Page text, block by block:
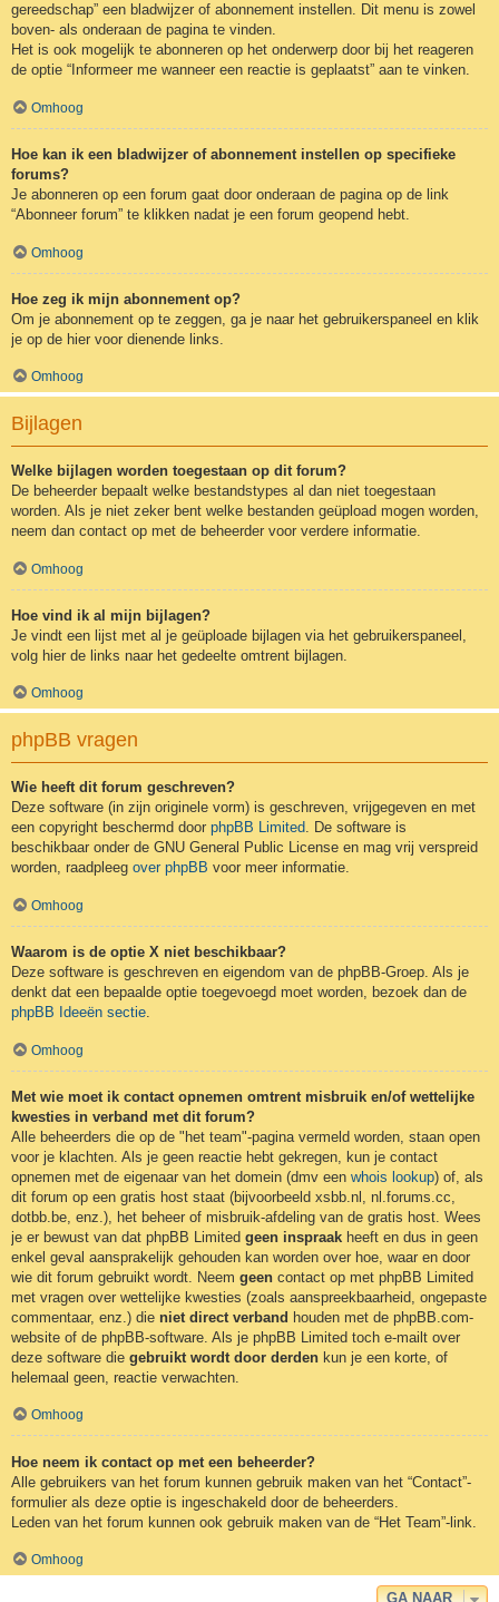
gereedschap” een bladwijzer of abonnement instellen. Dit menu is zowel
boven- als onderaan de pagina te vinden.
Het is ook mogelijk te abonneren op het onderwerp door bij het reageren
de optie “Informeer me wanneer een reactie is geplaatst” aan te vinken.
Omhoog
Hoe kan ik een bladwijzer of abonnement instellen op specifieke
forums?
Je abonneren op een forum gaat door onderaan de pagina op de link
“Abonneer forum” te klikken nadat je een forum geopend hebt.
Omhoog
Hoe zeg ik mijn abonnement op?
Om je abonnement op te zeggen, ga je naar het gebruikerspaneel en klik
je op de hier voor dienende links.
Omhoog
Bijlagen
Welke bijlagen worden toegestaan op dit forum?
De beheerder bepaalt welke bestandstypes al dan niet toegestaan
worden. Als je niet zeker bent welke bestanden geüpload mogen worden,
neem dan contact op met de beheerder voor verdere informatie.
Omhoog
Hoe vind ik al mijn bijlagen?
Je vindt een lijst met al je geüploade bijlagen via het gebruikerspaneel,
volg hier de links naar het gedeelte omtrent bijlagen.
Omhoog
phpBB vragen
Wie heeft dit forum geschreven?
Deze software (in zijn originele vorm) is geschreven, vrijgegeven en met
een copyright beschermd door phpBB Limited. De software is
beschikbaar onder de GNU General Public License en mag vrij verspreid
worden, raadpleeg over phpBB voor meer informatie.
Omhoog
Waarom is de optie X niet beschikbaar?
Deze software is geschreven en eigendom van de phpBB-Groep. Als je
denkt dat een bepaalde optie toegevoegd moet worden, bezoek dan de
phpBB Ideeën sectie.
Omhoog
Met wie moet ik contact opnemen omtrent misbruik en/of wettelijke
kwesties in verband met dit forum?
Alle beheerders die op de "het team"-pagina vermeld worden, staan open
voor je klachten. Als je geen reactie hebt gekregen, kun je contact
opnemen met de eigenaar van het domein (dmv een whois lookup) of, als
dit forum op een gratis host staat (bijvoorbeeld xsbb.nl, nl.forums.cc,
dotbb.be, enz.), het beheer of misbruik-afdeling van de gratis host. Wees
je er bewust van dat phpBB Limited geen inspraak heeft en dus in geen
enkel geval aansprakelijk gehouden kan worden over hoe, waar en door
wie dit forum gebruikt wordt. Neem geen contact op met phpBB Limited
met vragen over wettelijke kwesties (zoals aanspreekbaarheid, ongepaste
commentaar, enz.) die niet direct verband houden met de phpBB.com-
website of de phpBB-software. Als je phpBB Limited toch e-mailt over
deze software die gebruikt wordt door derden kun je een korte, of
helemaal geen, reactie verwachten.
Omhoog
Hoe neem ik contact op met een beheerder?
Alle gebruikers van het forum kunnen gebruik maken van het “Contact”-
formulier als deze optie is ingeschakeld door de beheerders.
Leden van het forum kunnen ook gebruik maken van de “Het Team”-link.
Omhoog
GA NAAR